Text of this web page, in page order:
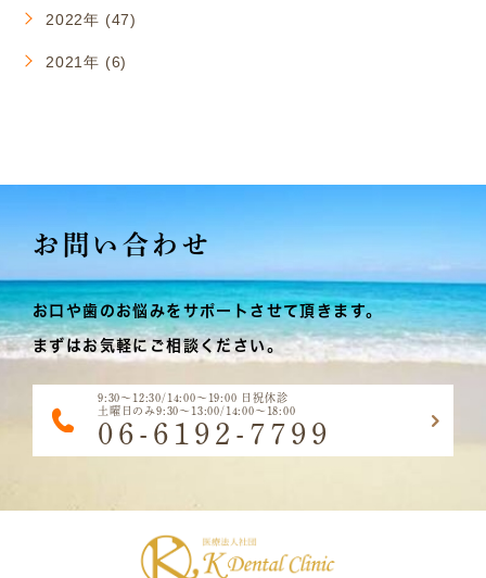
2022年 (47)
2021年 (6)
お問い合わせ
お口や歯のお悩みをサポートさせて頂きます。
まずはお気軽にご相談ください。
9:30～12:30/14:00～19:00 日祝休診
土曜日のみ9:30～13:00/14:00～18:00
06-6192-7799